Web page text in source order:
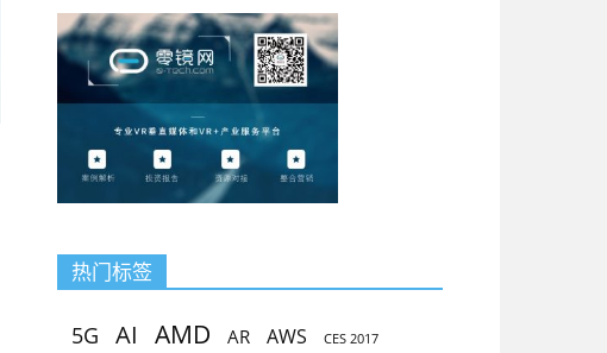
热门标签
5G AI AMD AR AWS CES 2017